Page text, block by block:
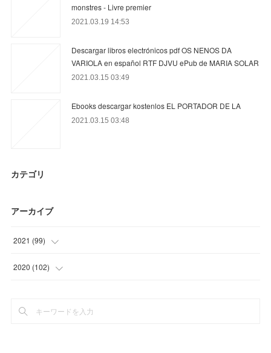
monstres - Livre premier
2021.03.19 14:53
Descargar libros electrónicos pdf OS NENOS DA
VARIOLA en español RTF DJVU ePub de MARIA SOLAR
2021.03.15 03:49
Ebooks descargar kostenlos EL PORTADOR DE LA
2021.03.15 03:48
カテゴリ
アーカイブ
2021 (99)
(36
(
2020 (102)
(